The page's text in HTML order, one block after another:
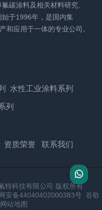
碳涂料及相关材料研究、
于1996年，是国内集
和应用于一体的专业公司。
水性工业涂料系列
列
资质荣誉 联系我们
特科技有限公司 版权所有
安备44040402000383号 谷歌
站地图